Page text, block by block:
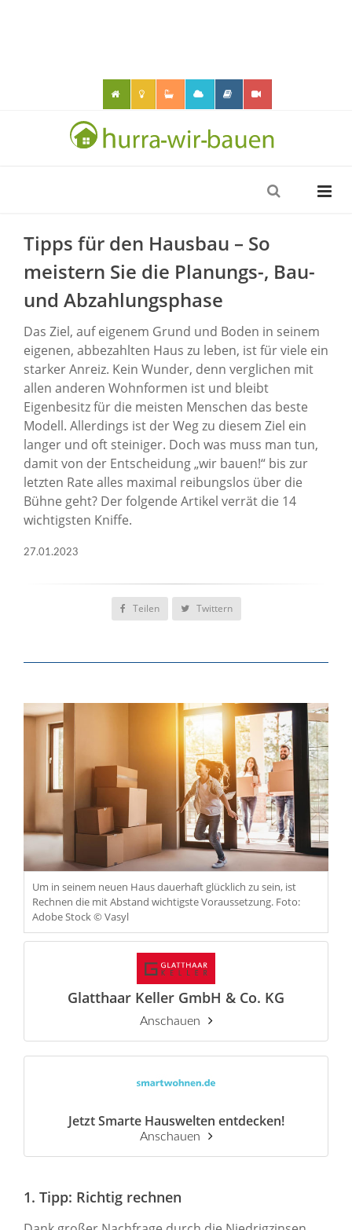
Tipps für den Hausbau – So
meistern Sie die Planungs-, Bau-
und Abzahlungsphase
Das Ziel, auf eigenem Grund und Boden in seinem
eigenen, abbezahlten Haus zu leben, ist für viele ein
starker Anreiz. Kein Wunder, denn verglichen mit
allen anderen Wohnformen ist und bleibt
Eigenbesitz für die meisten Menschen das beste
Modell. Allerdings ist der Weg zu diesem Ziel ein
langer und oft steiniger. Doch was muss man tun,
damit von der Entscheidung „wir bauen!“ bis zur
letzten Rate alles maximal reibungslos über die
Bühne geht? Der folgende Artikel verrät die 14
wichtigsten Kniffe.
27.01.2023
Teilen Twittern
Um in seinem neuen Haus dauerhaft glücklich zu sein, ist
Rechnen die mit Abstand wichtigste Voraussetzung. Foto:
Adobe Stock © Vasyl
Glatthaar Keller GmbH & Co. KG
Anschauen
Jetzt Smarte Hauswelten entdecken!
Anschauen
1. Tipp: Richtig rechnen